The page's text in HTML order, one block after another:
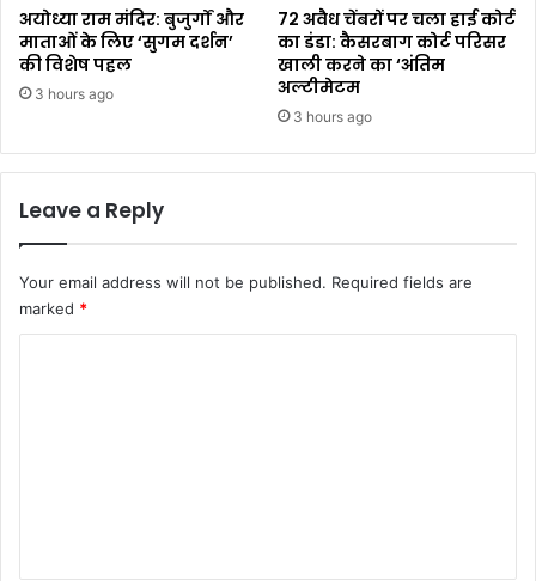
अयोध्या राम मंदिर: बुजुर्गों और
माताओं के लिए ‘सुगम दर्शन’
की विशेष पहल
3 hours ago
72 अवैध चेंबरों पर चला हाई कोर्ट
का डंडा: कैसरबाग कोर्ट परिसर
खाली करने का ‘अंतिम
अल्टीमेटम
3 hours ago
Leave a Reply
Your email address will not be published. Required fields are
marked *